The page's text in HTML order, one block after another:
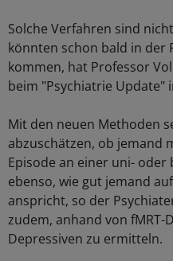
Solche Verfahren sind
könnten schon bald in der
kommen, hat Professor
beim "Psychiatrie Update"
Mit den neuen Methoden
abzuschätzen, ob jemand
Episode an einer uni-
ebenso, wie gut jemand
anspricht, so der
zudem, anhand von fMRT-
Depressiven zu ermitteln.